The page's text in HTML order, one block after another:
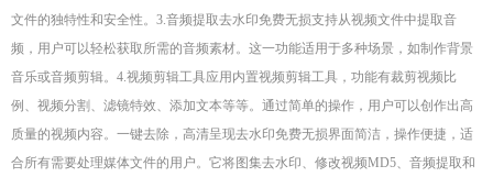
文件的独特性和安全性。3.音频提取去水印免费无损支持从视频文件中提取音
频，用户可以轻松获取所需的音频素材。这一功能适用于多种场景，如制作背景
音乐或音频剪辑。4.视频剪辑工具应用内置视频剪辑工具，功能有裁剪视频比
例、视频分割、滤镜特效、添加文本等等。通过简单的操作，用户可以创作出高
质量的视频内容。一键去除，高清呈现去水印免费无损界面简洁，操作便捷，适
合所有需要处理媒体文件的用户。它将图集去水印、修改视频MD5、音频提取和